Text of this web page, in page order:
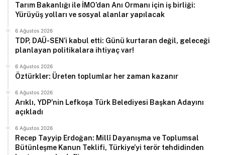
Tarım Bakanlığı ile İMO’dan Anı Ormanı için iş birliği:
Yürüyüş yolları ve sosyal alanlar yapılacak
6 Ağustos 2026
TDP, DAÜ-SEN’i kabul etti: Günü kurtaran değil, geleceği
planlayan politikalara ihtiyaç var!
6 Ağustos 2026
Öztürkler: Üreten toplumlar her zaman kazanır
6 Ağustos 2026
Arıklı, YDP’nin Lefkoşa Türk Belediyesi Başkan Adayını
açıkladı
6 Ağustos 2026
Recep Tayyip Erdoğan: Millî Dayanışma ve Toplumsal
Bütünleşme Kanun Teklifi, Türkiye’yi terör tehdidinden